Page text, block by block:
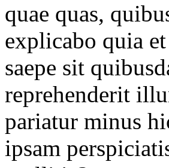
quae quas,
explicabo quia
saepe sit
reprehenderit
pariatur minus
ipsam